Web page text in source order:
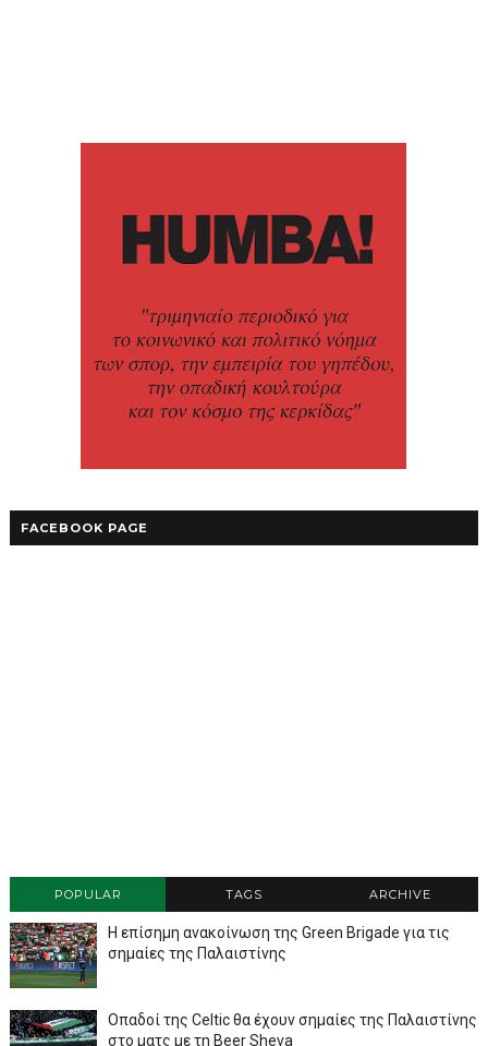
FACEBOOK PAGE
POPULAR TAGS ARCHIVE
Η επίσημη ανακοίνωση της Green Brigade για τις
σημαίες της Παλαιστίνης
Οπαδοί της Celtic θα έχουν σημαίες της Παλαιστίνης
στο ματς με τη Beer Sheva